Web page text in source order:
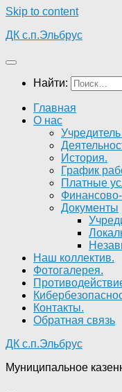
Skip to content
ДК с.п.Эльбрус
Найти:
Главная
О нас
История.
График
Платные
Финансово-
Документы
Наш коллектив.
Фотогалерея.
Контакты.
Обратная связь
ДК с.п.Эльбрус
Муниципальное